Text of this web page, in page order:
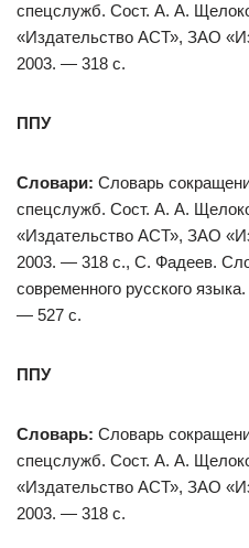
спецслужб. Сост. А. А.
«Издательство АСТ», ЗАО
2003. — 318 с.
ППУ
Словари: Словарь
спецслужб. Сост. А. А.
«Издательство АСТ», ЗАО
2003. — 318 с., С. Фадеев.
современного русского
— 527 с.
ППУ
Словарь: Словарь
спецслужб. Сост. А. А.
«Издательство АСТ», ЗАО
2003. — 318 с.